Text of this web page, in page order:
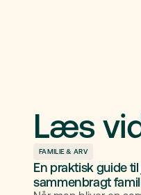
Læs
FAMILIE & ARV
En praktisk guide til
sammenbragt